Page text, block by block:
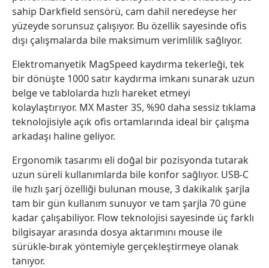
sahip Darkfield sensörü, cam dahil neredeyse her
yüzeyde sorunsuz çalışıyor. Bu özellik sayesinde ofis
dışı çalışmalarda bile maksimum verimlilik sağlıyor.
Elektromanyetik MagSpeed kaydırma tekerleği, tek
bir dönüşte 1000 satır kaydırma imkanı sunarak uzun
belge ve tablolarda hızlı hareket etmeyi
kolaylaştırıyor. MX Master 3S, %90 daha sessiz tıklama
teknolojisiyle açık ofis ortamlarında ideal bir çalışma
arkadaşı haline geliyor.
Ergonomik tasarımı eli doğal bir pozisyonda tutarak
uzun süreli kullanımlarda bile konfor sağlıyor. USB-C
ile hızlı şarj özelliği bulunan mouse, 3 dakikalık şarjla
tam bir gün kullanım sunuyor ve tam şarjla 70 güne
kadar çalışabiliyor. Flow teknolojisi sayesinde üç farklı
bilgisayar arasında dosya aktarımını mouse ile
sürükle-bırak yöntemiyle gerçekleştirmeye olanak
tanıyor.